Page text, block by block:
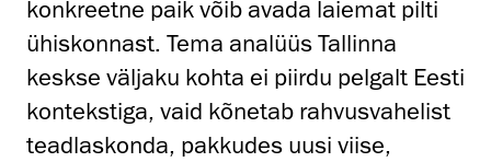
konkreetne paik võib avada laiemat pilti
ühiskonnast. Tema analüüs Tallinna
keskse väljaku kohta ei piirdu pelgalt Eesti
kontekstiga, vaid kõnetab rahvusvahelist
teadlaskonda, pakkudes uusi viise,